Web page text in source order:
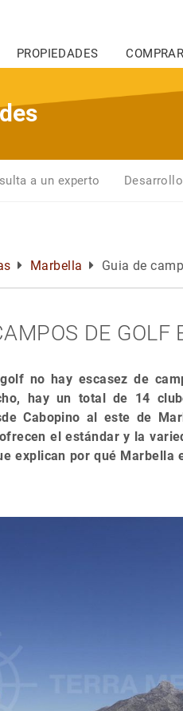
PROPIEDADES COMPRAR
a un experto
Marbella Guia de
DE GOLF
no hay escasez de
hay un total de 14
Cabopino al este de
el estándar y la
explican por qué Marbella